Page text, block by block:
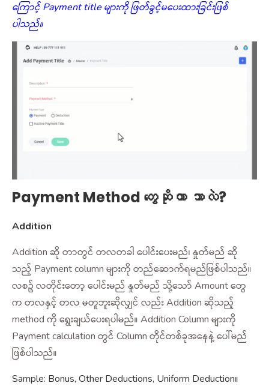
ကြောင့် Payment title များကို ဖြတ်ခွင့်မပေးထားခြင်းဖြစ်
ပါသည်။
Payment Method တွေဆိုတာ ဘာလဲ?
Addition
Addition ဆို တာတွင် တလတခါ ပေါင်းပေးမည်၊ နှုတ်မည် ဆို
သည့် Payment column များကို တည်ဆောက်ရမည်ဖြစ်ပါသည်။
လစဥ် လတိုင်းတော့ ပေါင်းမည် နှုတ်မည် သို့သော် Amount တွေ
က တလနှင့် တလ မတူဘူးဆိုလျှင် လည်း Addition ဆိုသည့်
method ကို ရွေးချယ်ပေးရပါမည်။ Addition Column များကို
Payment calculation တွင် Column တိုင်တစ်ခုအနေနဲ့ ပေါ်မည်
ဖြစ်ပါသည်။
Sample: Bonus, Other Deductions, Uniform Deduction။